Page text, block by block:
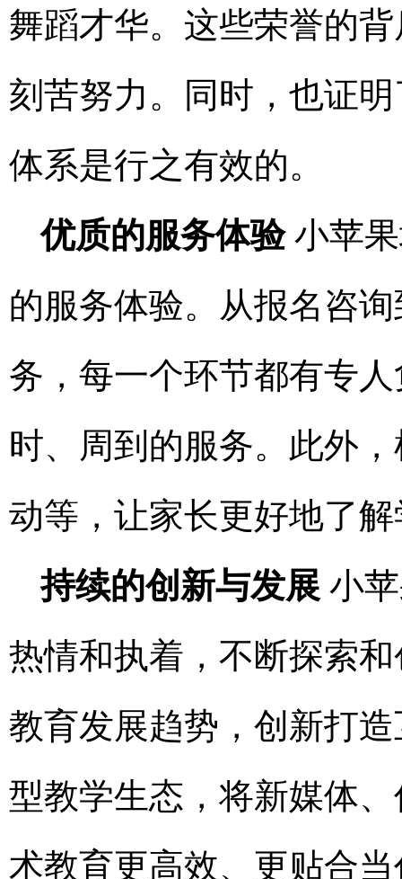
舞蹈才华。这些荣誉的
刻苦努力。同时，也证
体系是行之有效的。
优质的服务体验小苹果
的服务体验。从报名咨
务，每一个环节都有专
时、周到的服务。此外
动等，让家长更好地了
持续的创新与发展 小
热情和执着，不断探索
教育发展趋势，创新打
型教学生态，将新媒体
术教育更高效、更贴合